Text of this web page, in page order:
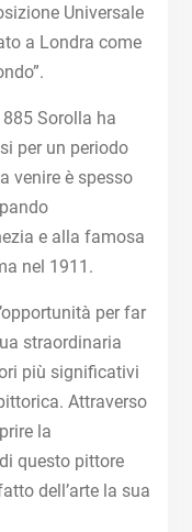
Universale
a Londra come
Sorolla ha
per un periodo
venire è spesso
e alla famosa
nel 1911.
per far
straordinaria
più significativi
Attraverso
la
questo pittore
dell’arte la sua